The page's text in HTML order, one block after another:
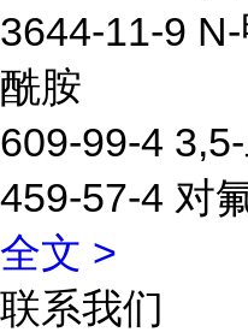
3644-11-9
酰胺
609-99-4
459-57-4 对
全文 >
联系我们